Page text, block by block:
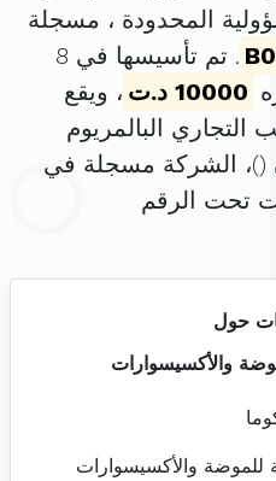
المحدودة ، مسجلة
. تم تأسيسها في 8
10000 د.ت
، ويقع
البالمريوم
)، الشركة مسجلة في
تحت الرقم
حول
والأكسيسوارات
للموضة والأكسيسوارات